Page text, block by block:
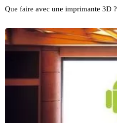
Que faire avec une imprimante 3D ?